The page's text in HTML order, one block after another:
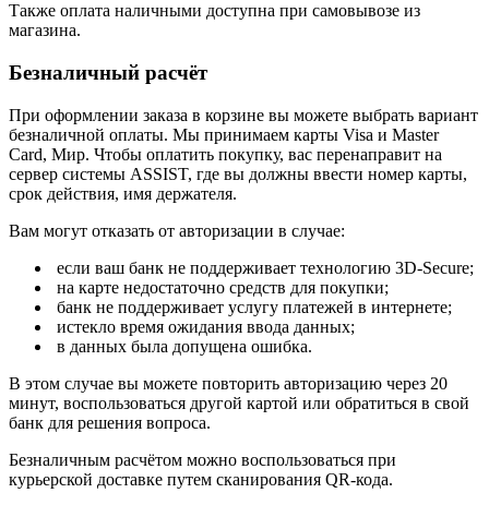
Также оплата наличными доступна при самовывозе из
магазина.
Безналичный расчёт
При оформлении заказа в корзине вы можете выбрать вариант
безналичной оплаты. Мы принимаем карты Visa и Master
Card, Мир. Чтобы оплатить покупку, вас перенаправит на
сервер системы ASSIST, где вы должны ввести номер карты,
срок действия, имя держателя.
Вам могут отказать от авторизации в случае:
если ваш банк не поддерживает технологию 3D-Secure;
на карте недостаточно средств для покупки;
банк не поддерживает услугу платежей в интернете;
истекло время ожидания ввода данных;
в данных была допущена ошибка.
В этом случае вы можете повторить авторизацию через 20
минут, воспользоваться другой картой или обратиться в свой
банк для решения вопроса.
Безналичным расчётом можно воспользоваться при
курьерской доставке путем сканирования QR-кода.